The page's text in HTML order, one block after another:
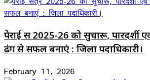
पेराई सत्र 2025-26 को सुचारू, पारदर्शी
ढंग से सफल बनाएं : जिला पदाधिकारी।
February 11, 2026